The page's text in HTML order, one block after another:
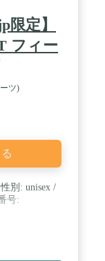
限定】
フィー
ツ)
別: unisex /
号: